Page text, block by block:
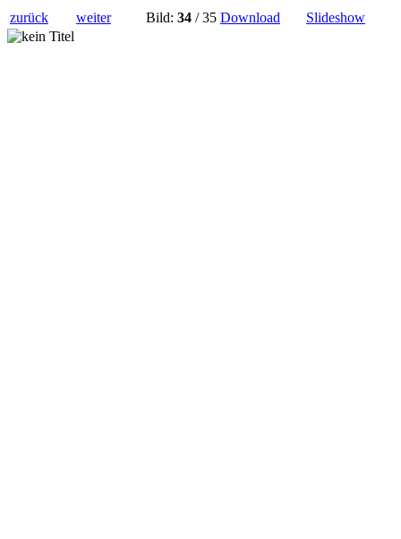
zurück weiter Bild: 34 / 35 Download Slideshow